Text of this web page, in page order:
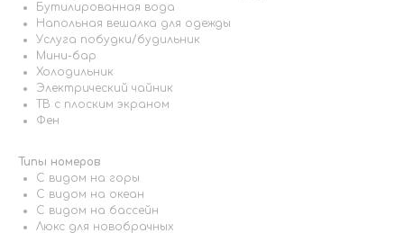
Бутилированная вода
Напольная вешалка для одежды
Услуга побудки/будильник
Мини-бар
Холодильник
Электрический чайник
ТВ с плоским экраном
Фен
Типы номеров
С видом на горы
С видом на океан
С видом на бассейн
Люкс для новобрачных